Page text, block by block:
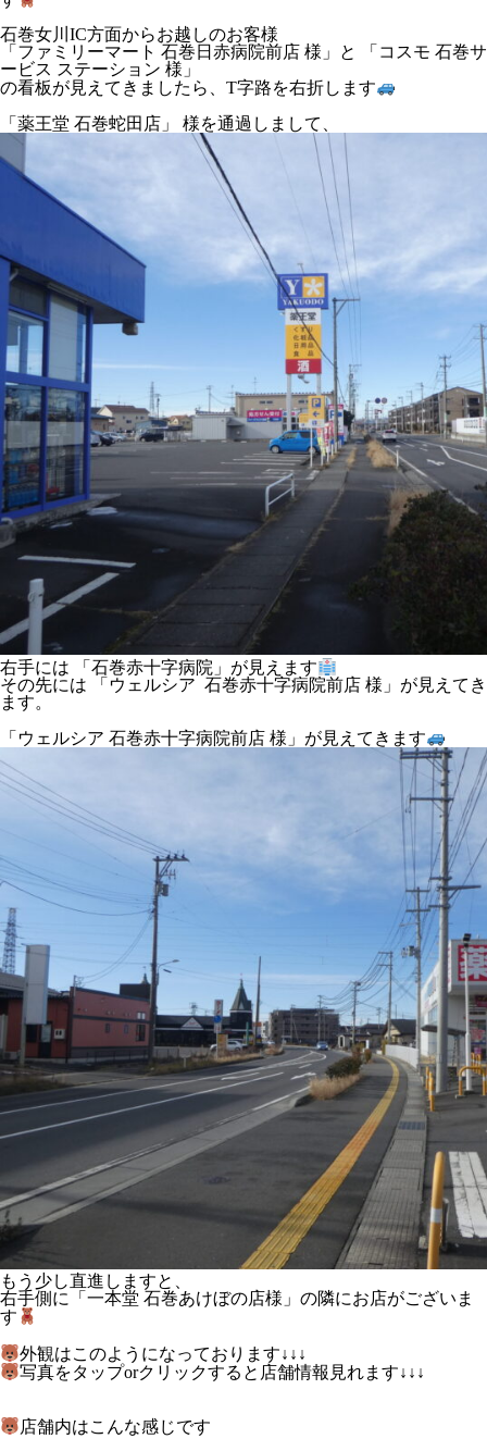
石巻女川IC方面からお越しのお客様
「ファミリーマート 石巻日赤病院前店 様」と 「コスモ 石巻サ
ービス ステーション 様」
の看板が見えてきましたら、T字路を右折します
「薬王堂 石巻蛇田店」 様を通過しまして、
右手には 「石巻赤十字病院」が見えます
その先には 「ウェルシア 石巻赤十字病院前店 様」が見えてき
ます。
「ウェルシア 石巻赤十字病院前店 様」が見えてきます
もう少し直進しますと、
右手側に「一本堂 石巻あけぼの店様」の隣にお店がございま
す
外観はこのようになっております↓↓↓
写真をタップorクリックすると店舗情報見れます↓↓↓
店舗内はこんな感じです